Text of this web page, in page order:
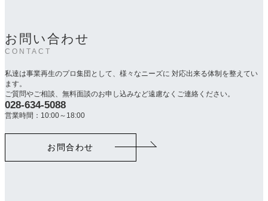
お問い合わせ
CONTACT
私達は事業再生のプロ集団として、様々なニーズに 対応出来る体制を整えてい
ます。
ご質問やご相談、無料面談のお申し込みなど遠慮なくご連絡ください。
カ
ラ
ク
028-634-5088
営業時間：10:00～18:00
お問合わせ